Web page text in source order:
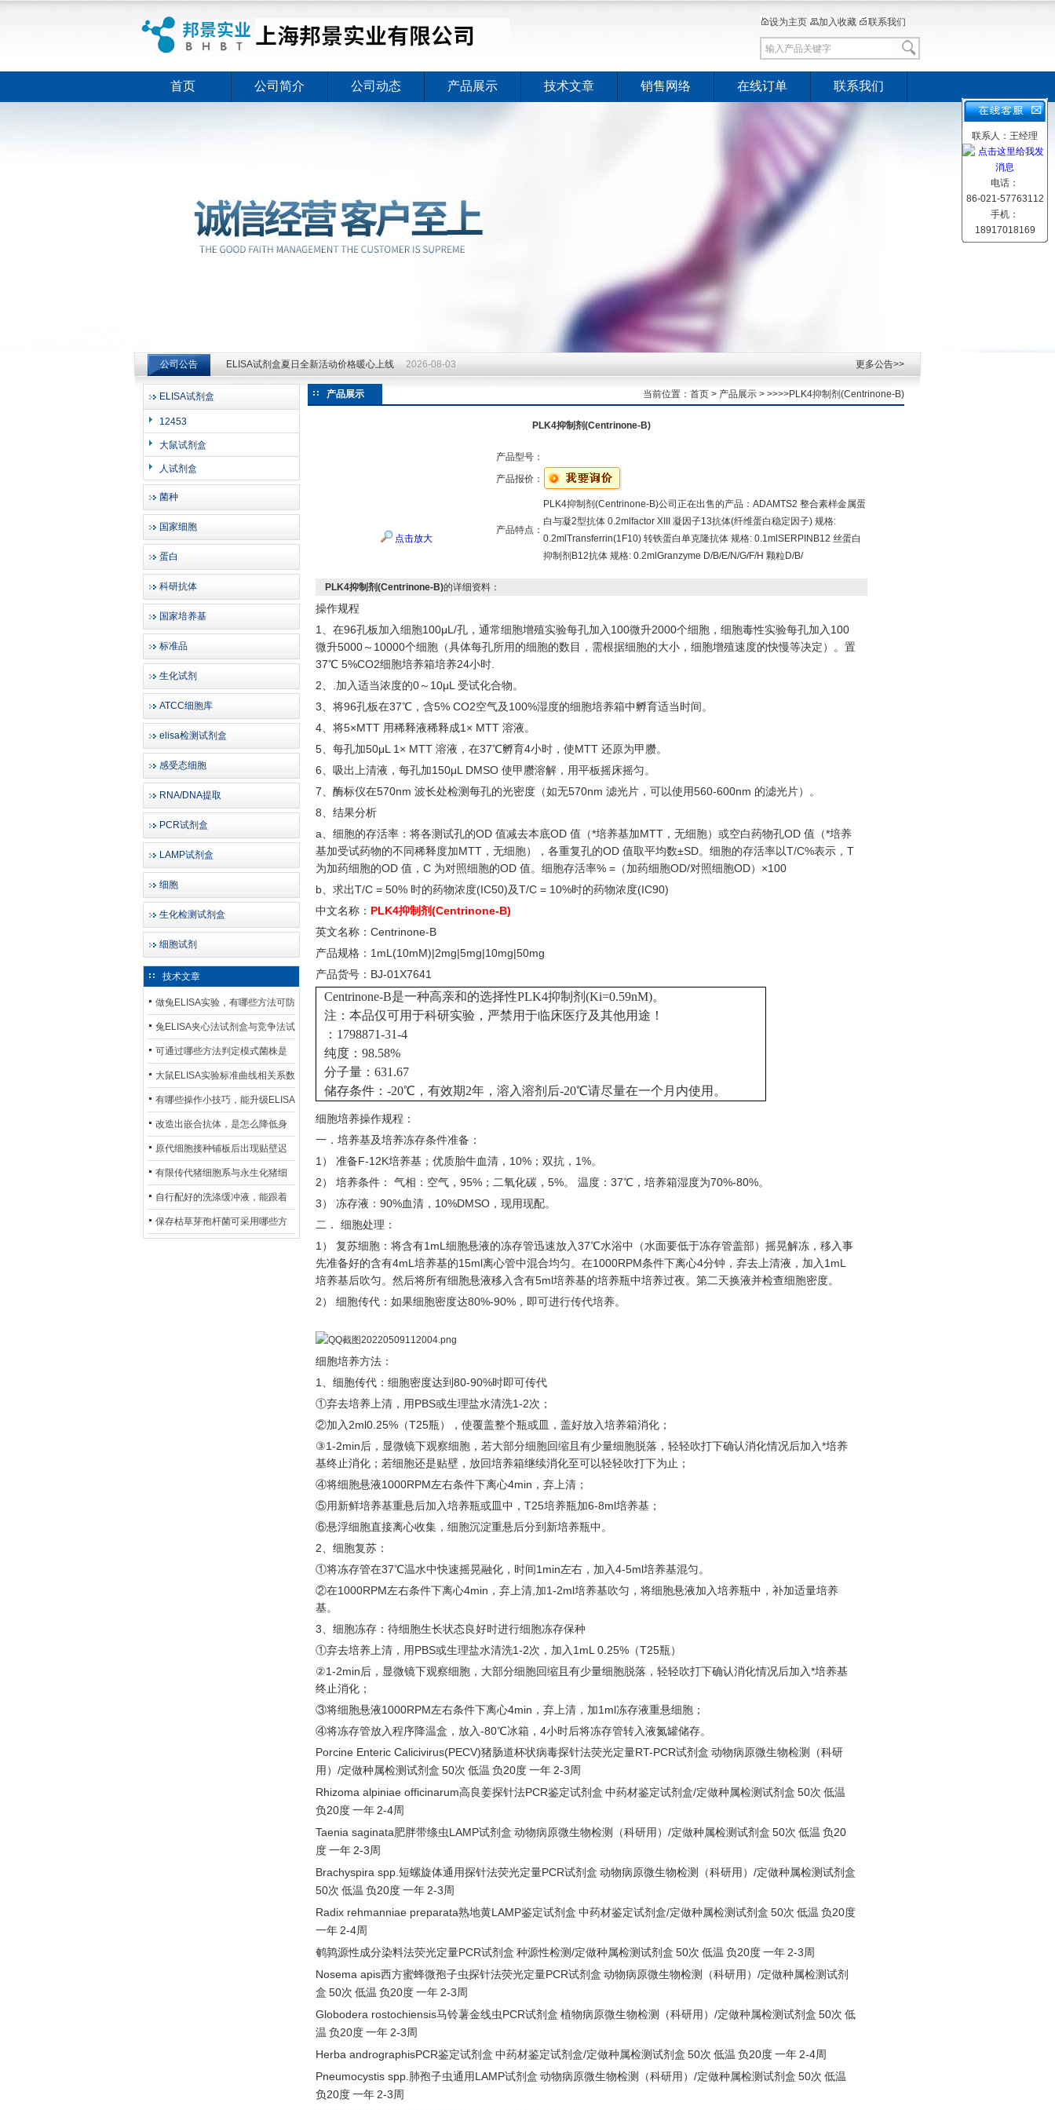
上海邦景实业有限公司
设为主页 加入收藏 联系我们
首页 公司简介 公司动态 产品展示 技术文章 销售网络 在线订单 联系我们
公司公告 ELISA试剂盒夏日全新活动价格暖心上线 2026-08-03
ELISA试剂盒夏日全新活动价格暖心上线
更多公告>>
ELISA试剂盒
12453
大鼠试剂盒
人试剂盒
菌种
国家细胞
蛋白
科研抗体
国家培养基
标准品
生化试剂
ATCC细胞库
elisa检测试剂盒
感受态细胞
RNA/DNA提取
PCR试剂盒
LAMP试剂盒
细胞
生化检测试剂盒
细胞试剂
技术文章
做兔ELISA实验，有哪些方法可防
止平台效应发生？
兔ELISA夹心法试剂盒与竞争法试
剂盒，适用检测场景存在哪些差
异？
可通过哪些方法判定模式菌株是
否存在杂菌污染？
大鼠ELISA实验标准曲线相关系数
偏低，可从哪些维度开展问题排
查？
有哪些操作小技巧，能升级ELISA
的LOD与LOQ性能？
改造出嵌合抗体，是怎么降低身
体生成抗鼠抗体（HAMA）的？
原代细胞接种铺板后出现贴壁迟
缓、悬浮细胞数量偏多的现象的
主要诱因
有限传代猪细胞系与永生化猪细
胞系，二者在增殖存活周期上有
什么区别？
自行配好的洗涤缓冲液，能跟着
试剂盒原装干粉放一处储存吗？
保存枯草芽孢杆菌可采用哪些方
产品展示 当前位置： 首页 > 产品展示 > >>>>PLK4抑制剂(Centrinone-B)
PLK4抑制剂(Centrinone-B)
点击放大
产品型号：
产品报价：
产品特点：
PLK4抑制剂(Centrinone-B)公司正在出售的产品：ADAMTS2 整合素样金属蛋
白与凝2型抗体 0.2mlfactor XIII 凝因子13抗体(纤维蛋白稳定因子) 规格:
0.2mlTransferrin(1F10) 转铁蛋白单克隆抗体 规格: 0.1mlSERPINB12 丝蛋白
抑制剂B12抗体 规格: 0.2mlGranzyme D/B/E/N/G/F/H 颗粒D/B/
PLK4抑制剂(Centrinone-B)的详细资料：
操作规程
1、在96孔板加入细胞100μL/孔，通常细胞增殖实验每孔加入100微升2000个细胞，细胞毒性实验每孔加入100
微升5000～10000个细胞（具体每孔所用的细胞的数目，需根据细胞的大小，细胞增殖速度的快慢等决定）。置
37℃ 5%CO2细胞培养箱培养24小时.
2、.加入适当浓度的0～10μL 受试化合物。
3、将96孔板在37℃，含5% CO2空气及100%湿度的细胞培养箱中孵育适当时间。
4、将5×MTT 用稀释液稀释成1× MTT 溶液。
5、每孔加50μL 1× MTT 溶液，在37℃孵育4小时，使MTT 还原为甲臜。
6、吸出上清液，每孔加150μL DMSO 使甲臜溶解，用平板摇床摇匀。
7、酶标仪在570nm 波长处检测每孔的光密度（如无570nm 滤光片，可以使用560-600nm 的滤光片）。
8、结果分析
a、细胞的存活率：将各测试孔的OD 值减去本底OD 值（*培养基加MTT，无细胞）或空白药物孔OD 值（*培养
基加受试药物的不同稀释度加MTT，无细胞），各重复孔的OD 值取平均数±SD。细胞的存活率以T/C%表示，T
为加药细胞的OD 值，C 为对照细胞的OD 值。细胞存活率% =（加药细胞OD/对照细胞OD）×100
b、求出T/C = 50% 时的药物浓度(IC50)及T/C = 10%时的药物浓度(IC90)
中文名称： PLK4抑制剂(Centrinone-B)
英文名称： Centrinone-B
产品规格： 1mL(10mM)|2mg|5mg|10mg|50mg
产品货号： BJ-01X7641
Centrinone-B是一种高亲和的选择性PLK4抑制剂(Ki=0.59nM)。
注：本品仅可用于科研实验，严禁用于临床医疗及其他用途！
：1798871-31-4
纯度：98.58%
分子量：631.67
储存条件：-20℃，有效期2年，溶入溶剂后-20℃请尽量在一个月内使用。
细胞培养操作规程：
一．培养基及培养冻存条件准备：
1） 准备F-12K培养基；优质胎牛血清，10%；双抗，1%。
2） 培养条件： 气相：空气，95%；二氧化碳，5%。 温度：37℃，培养箱湿度为70%-80%。
3） 冻存液：90%血清，10%DMSO，现用现配。
二．
细胞处理：
1） 复苏细胞：将含有1mL细胞悬液的冻存管迅速放入37℃水浴中（水面要低于冻存管盖部）摇晃解冻，移入事
先准备好的含有4mL培养基的15ml离心管中混合均匀。在1000RPM条件下离心4分钟，弃去上清液，加入1mL
培养基后吹匀。然后将所有细胞悬液移入含有5ml培养基的培养瓶中培养过夜。第二天换液并检查细胞密度。
2） 细胞传代：如果细胞密度达80%-90%，即可进行传代培养。
细胞培养方法：
1、细胞传代：细胞密度达到80-90%时即可传代
①弃去培养上清，用PBS或生理盐水清洗1-2次；
②加入2ml0.25%（T25瓶），使覆盖整个瓶或皿，盖好放入培养箱消化；
③1-2min后，显微镜下观察细胞，若大部分细胞回缩且有少量细胞脱落，轻轻吹打下确认消化情况后加入*培养
基终止消化；若细胞还是贴壁，放回培养箱继续消化至可以轻轻吹打下为止；
④将细胞悬液1000RPM左右条件下离心4min，弃上清；
⑤用新鲜培养基重悬后加入培养瓶或皿中，T25培养瓶加6-8ml培养基；
⑥悬浮细胞直接离心收集，细胞沉淀重悬后分到新培养瓶中。
2、细胞复苏：
①将冻存管在37℃温水中快速摇晃融化，时间1min左右，加入4-5ml培养基混匀。
②在1000RPM左右条件下离心4min，弃上清,加1-2ml培养基吹匀，将细胞悬液加入培养瓶中，补加适量培养
基。
3、细胞冻存：待细胞生长状态良好时进行细胞冻存保种
①弃去培养上清，用PBS或生理盐水清洗1-2次，加入1mL 0.25%（T25瓶）
②1-2min后，显微镜下观察细胞，大部分细胞回缩且有少量细胞脱落，轻轻吹打下确认消化情况后加入*培养基
终止消化；
③将细胞悬液1000RPM左右条件下离心4min，弃上清，加1ml冻存液重悬细胞；
④将冻存管放入程序降温盒，放入-80℃冰箱，4小时后将冻存管转入液氮罐储存。
Porcine Enteric Calicivirus(PECV)猪肠道杯状病毒探针法荧光定量RT-PCR试剂盒 动物病原微生物检测（科研
用） /定做种属检测试剂盒 50次 低温 负20度一年 2-3周
Rhizoma alpiniae officinarum高良姜探针法PCR鉴定试剂盒 中药材鉴定试剂盒/定做种属检测试剂盒 50次 低温
负20度一年 2-4周
Taenia saginata肥胖带绦虫LAMP试剂盒 动物病原微生物检测（科研用） /定做种属检测试剂盒 50次 低温 负20
度一年 2-3周
Brachyspira spp.短螺旋体通用探针法荧光定量PCR试剂盒 动物病原微生物检测（科研用） /定做种属检测试剂盒
50次 低温 负20度一年 2-3周
Radix rehmanniae preparata熟地黄LAMP鉴定试剂盒 中药材鉴定试剂盒/定做种属检测试剂盒 50次 低温 负20度
一年 2-4周
鹌鹑源性成分染料法荧光定量PCR试剂盒 种源性检测/定做种属检测试剂盒 50次 低温 负20度一年 2-3周
Nosema apis西方蜜蜂微孢子虫探针法荧光定量PCR试剂盒 动物病原微生物检测（科研用） /定做种属检测试剂
盒 50次 低温 负20度一年 2-3周
Globodera rostochiensis马铃薯金线虫PCR试剂盒 植物病原微生物检测（科研用） /定做种属检测试剂盒 50次 低
温 负20度一年 2-3周
Herba andrographisPCR鉴定试剂盒 中药材鉴定试剂盒/定做种属检测试剂盒 50次 低温 负20度一年 2-4周
Pneumocystis spp.肺孢子虫通用LAMP试剂盒 动物病原微生物检测（科研用） /定做种属检测试剂盒 50次 低温
负20度一年 2-3周
联系人：王经理
电话：
86-021-57763112
手机：
18917018169